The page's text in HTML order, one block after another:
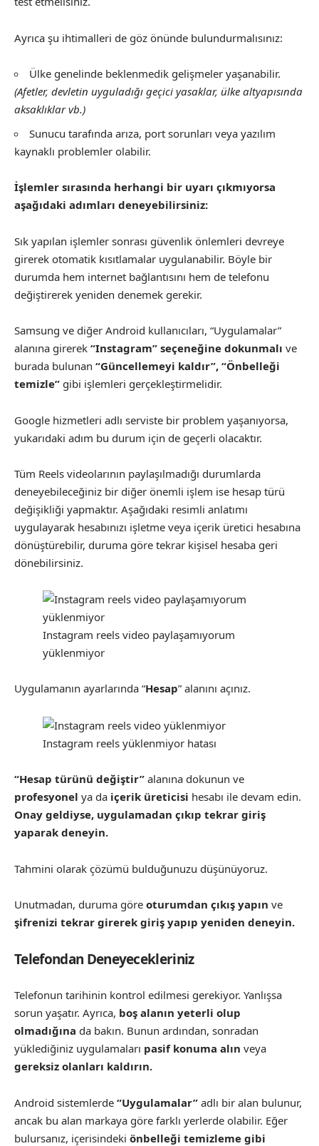
Ayrıca şu ihtimalleri de göz önünde bulundurmalısınız:
Ülke genelinde beklenmedik gelişmeler yaşanabilir.
(Afetler, devletin uyguladığı geçici yasaklar, ülke altyapısında
aksaklıklar vb.)
Sunucu tarafında arıza, port sorunları veya yazılım
kaynaklı problemler olabilir.
İşlemler sırasında herhangi bir uyarı çıkmıyorsa
aşağıdaki adımları deneyebilirsiniz:
Sık yapılan işlemler sonrası güvenlik önlemleri devreye
girerek otomatik kısıtlamalar uygulanabilir. Böyle bir
durumda hem internet bağlantısını hem de telefonu
değiştirerek yeniden denemek gerekir.
Samsung ve diğer Android kullanıcıları, “Uygulamalar”
alanına girerek “Instagram” seçeneğine dokunmalı ve
burada bulunan “Güncellemeyi kaldır”, “Önbelleği
temizle” gibi işlemleri gerçekleştirmelidir.
Google hizmetleri adlı serviste bir problem yaşanıyorsa,
yukarıdaki adım bu durum için de geçerli olacaktır.
Tüm Reels videolarının paylaşılmadığı durumlarda
deneyebileceğiniz bir diğer önemli işlem ise hesap türü
değişikliği yapmaktır. Aşağıdaki resimli anlatımı
uygulayarak hesabınızı işletme veya içerik üretici hesabına
dönüştürebilir, duruma göre tekrar kişisel hesaba geri
dönebilirsiniz.
Instagram reels video paylaşamıyorum
yüklenmiyor
Uygulamanın ayarlarında “Hesap” alanını açınız.
Instagram reels yüklenmiyor hatası
“Hesap türünü değiştir” alanına dokunun ve
profesyonel ya da içerik üreticisi hesabı ile devam edin.
Onay geldiyse, uygulamadan çıkıp tekrar giriş
yaparak deneyin.
Tahmini olarak çözümü bulduğunuzu düşünüyoruz.
Unutmadan, duruma göre oturumdan çıkış yapın ve
şifrenizi tekrar girerek giriş yapıp yeniden deneyin.
Telefondan Deneyecekleriniz
Telefonun tarihinin kontrol edilmesi gerekiyor. Yanlışsa
sorun yaşatır. Ayrıca, boş alanın yeterli olup
olmadığına da bakın. Bunun ardından, sonradan
yüklediğiniz uygulamaları pasif konuma alın veya
gereksiz olanları kaldırın.
Android sistemlerde “Uygulamalar” adlı bir alan bulunur,
ancak bu alan markaya göre farklı yerlerde olabilir. Eğer
bulursanız, içerisindeki önbelleği temizleme gibi